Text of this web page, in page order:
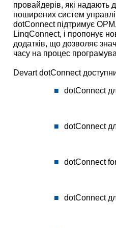
провайдерів, які надають
поширених систем
dotConnect підтримує ОРМ,
LinqConnect, і пропонує
додатків, що дозволяє
часу на процес
Devart dotConnect
dotConnect
dotConnect
dotConnect
dotConnect